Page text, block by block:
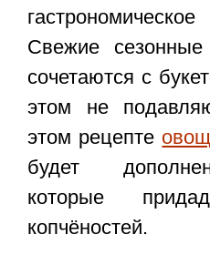
Свежие
сочетаются с
этом не
этом рецепте
будет
которые
копчёностей.